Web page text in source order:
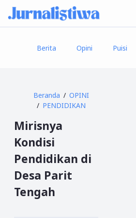
Berita Opini Puisi
Beranda
OPINI
PENDIDIKAN
Mirisnya
Kondisi
Pendidikan di
Desa Parit
Tengah